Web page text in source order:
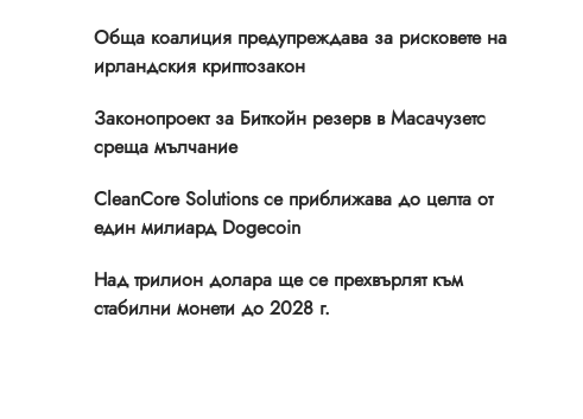
Обща коалиция предупреждава за рисковете на
ирландския криптозакон
Законопроект за Биткойн резерв в Масачузетс
среща мълчание
CleanCore Solutions се приближава до целта от
един милиард Dogecoin
Над трилион долара ще се прехвърлят към
стабилни монети до 2028 г.